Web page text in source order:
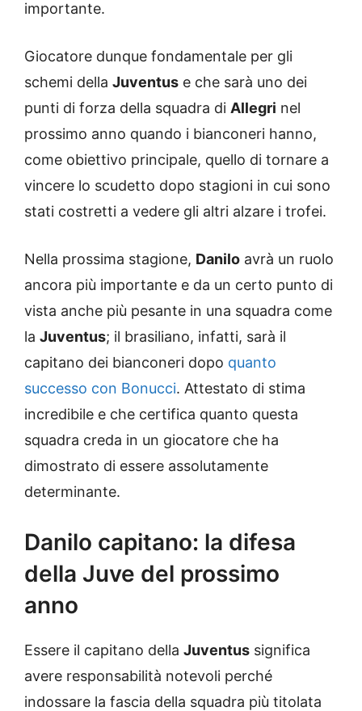
importante.
Giocatore dunque fondamentale per gli
schemi della Juventus e che sarà uno dei
punti di forza della squadra di Allegri nel
prossimo anno quando i bianconeri hanno,
come obiettivo principale, quello di tornare a
vincere lo scudetto dopo stagioni in cui sono
stati costretti a vedere gli altri alzare i trofei.
Nella prossima stagione, Danilo avrà un ruolo
ancora più importante e da un certo punto di
vista anche più pesante in una squadra come
la Juventus; il brasiliano, infatti, sarà il
capitano dei bianconeri dopo quanto
successo con Bonucci. Attestato di stima
incredibile e che certifica quanto questa
squadra creda in un giocatore che ha
dimostrato di essere assolutamente
determinante.
Danilo capitano: la difesa
della Juve del prossimo
anno
Essere il capitano della Juventus significa
avere responsabilità notevoli perché
indossare la fascia della squadra più titolata